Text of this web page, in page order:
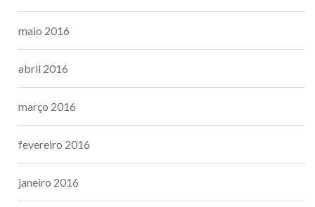
maio 2016
abril 2016
março 2016
fevereiro 2016
janeiro 2016